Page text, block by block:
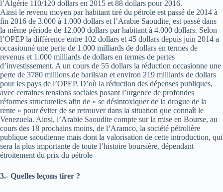
l’Algérie 110/120 dollars en 2015 et 88 dollars pour 2016.
Ainsi le revenu moyen par habitant tiré du pétrole est passé de 2014 à
fin 2016 de 3.000 à 1.000 dollars et l’Arabie Saoudite, est passé dans
la même période de 12.000 dollars par habitant à 4.000 dollars. Selon
l’OPEP la différence entre 102 dollars et 45 dollars depuis juin 2014 a
occasionné une perte de 1.000 milliards de dollars en termes de
revenus et 1.000 milliards de dollars en termes de pertes
d’investissement. A un cours de 55 dollars la réduction occasionne une
perte de 3780 millions de barils/an et environ 219 milliards de dollars
pour les pays de l’OPEP. D’où la réduction des dépenses publiques,
avec certaines tensions sociales posant l’urgence de profondes
réformes structurelles afin de « se désintoxiquer de la drogue de la
rente » pour éviter de se retrouver dans la situation que connaît le
Venezuela. Ainsi, l’Arabie Saoudite compte sur la mise en Bourse, au
cours des 18 prochains moins, de l’Aramco, la société pétrolière
publique saoudienne mais dont la valorisation de cette introduction, qui
sera la plus importante de toute l’histoire boursière, dépendant
étroitement du prix du pétrole
3.- Quelles leçons tirer ?